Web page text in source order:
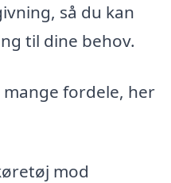
så du kan
til dine behov.
fordele, her
mod